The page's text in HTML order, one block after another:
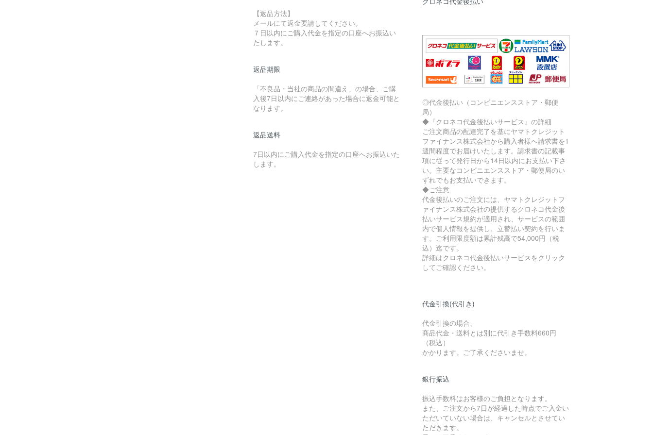
【返品方法】
メールにて返金要請してください。
７日以内にご購入代金を指定の口座へお振込い
たします。
返品期限
「不良品・当社の商品の間違え」の場合、ご購
入後7日以内にご連絡があった場合に返金可能と
なります。
返品送料
7日以内にご購入代金を指定の口座へお振込いた
します。
◎代金後払い（コンビニエンスストア・郵便
局）
◆『クロネコ代金後払いサービス』の詳細
ご注文商品の配達完了を基にヤマトクレジット
ファイナンス株式会社から購入者様へ請求書を1
週間程度でお届けいたします。請求書の記載事
項に従って発行日から14日以内にお支払い下さ
い。主要なコンビニエンスストア・郵便局のい
ずれでもお支払いできます。
◆ご注意
代金後払いのご注文には、ヤマトクレジットフ
ァイナンス株式会社の提供するクロネコ代金後
払いサービス規約が適用され、サービスの範囲
内で個人情報を提供し、立替払い契約を行いま
す。ご利用限度額は累計残高で54,000円（税
込）迄です。
詳細はクロネコ代金後払いサービスをクリック
してご確認ください。
代金引換(代引き)
代金引換の場合、
商品代金・送料とは別に代引き手数料660円
（税込）
かかります。ご了承くださいませ。
銀行振込
振込手数料はお客様のご負担となります。
また、ご注文から7日が経過した時点でご入金い
ただいていない場合は、キャンセルとさせてい
ただきます。